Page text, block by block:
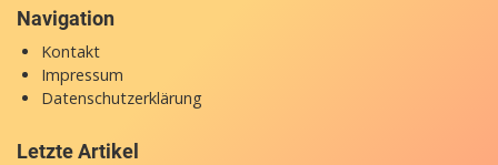
Navigation
Kontakt
Impressum
Datenschutzerklärung
Letzte Artikel